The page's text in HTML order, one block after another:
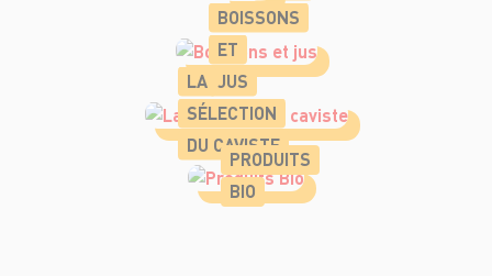
BOISSONS
ET
JUS
LA
SÉLECTION
DU CAVISTE
PRODUITS
BIO